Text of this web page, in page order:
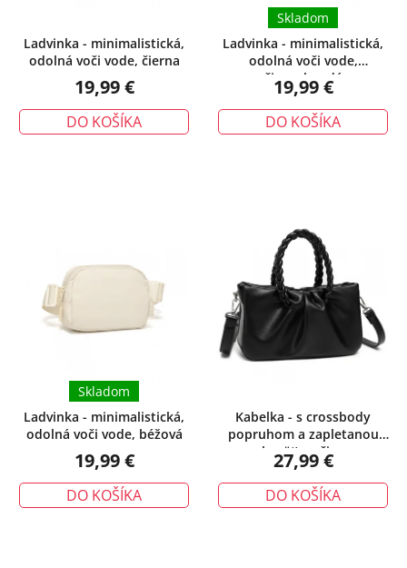
Ladvinka - minimalistická,
odolná voči vode, čierna
19,99 €
DO KOŠÍKA
Ladvinka - minimalistická,
odolná voči vode,
čiernohnedá
Skladom
19,99 €
DO KOŠÍKA
Ladvinka - minimalistická,
odolná voči vode, béžová
Skladom
19,99 €
DO KOŠÍKA
Kabelka - s crossbody
popruhom a zapletanou
rukoväťou, čierna
27,99 €
DO KOŠÍKA